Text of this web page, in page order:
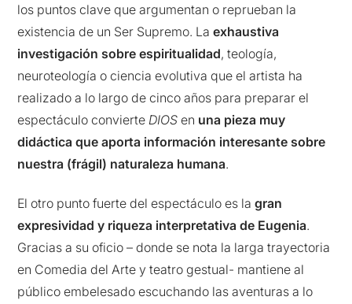
los puntos clave que argumentan o reprueban la
existencia de un Ser Supremo. La exhaustiva
investigación sobre espiritualidad, teología,
neuroteología o ciencia evolutiva que el artista ha
realizado a lo largo de cinco años para preparar el
espectáculo convierte DIOS en una pieza muy
didáctica que aporta información interesante sobre
nuestra (frágil) naturaleza humana.
El otro punto fuerte del espectáculo es lagran
expresividad y riqueza interpretativa de Eugenia.
Gracias a su oficio – donde se nota la larga trayectoria
en Comedia del Arte y teatro gestual- mantiene al
público embelesado escuchando las aventuras a lo